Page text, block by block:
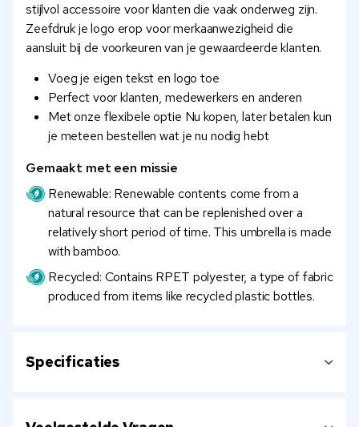
stijlvol accessoire voor klanten die vaak onderweg zijn.
Zeefdruk je logo erop voor merkaanwezigheid die
aansluit bij de voorkeuren van je gewaardeerde klanten.
Voeg je eigen tekst en logo toe
Perfect voor klanten, medewerkers en anderen
Met onze flexibele optie Nu kopen, later betalen kun
je meteen bestellen wat je nu nodig hebt
Gemaakt met een missie
Renewable: Renewable contents come from a
natural resource that can be replenished over a
relatively short period of time. This umbrella is made
with bamboo.
Recycled: Contains RPET polyester, a type of fabric
produced from items like recycled plastic bottles.
Specificaties